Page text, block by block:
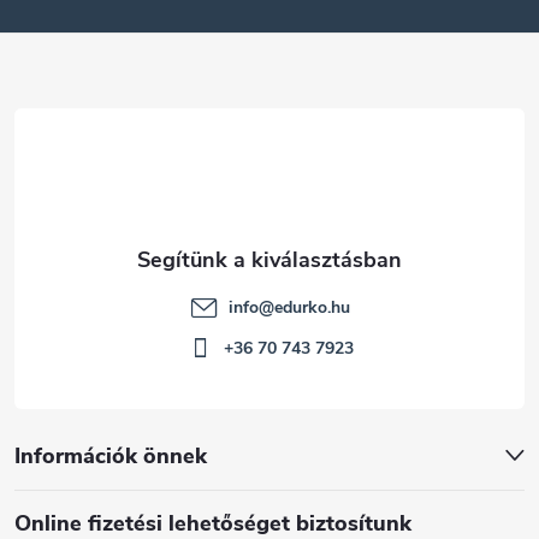
é
Információk önnek
Online fizetési lehetőséget biztosítunk
info@edurko.hu
+36 70 743 7923